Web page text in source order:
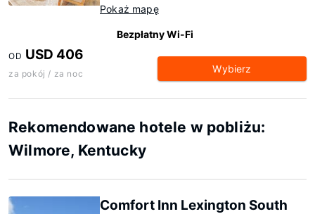
Pokaż mapę
Bezpłatny Wi-Fi
OD USD 406
za pokój / za noc Wybierz
Rekomendowane hotele w pobliżu:
Wilmore, Kentucky
Comfort Inn Lexington South